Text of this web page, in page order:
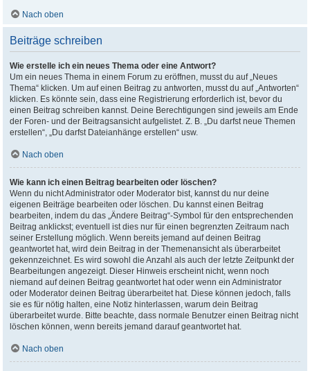
Nach oben
Beiträge schreiben
Wie erstelle ich ein neues Thema oder eine Antwort?
Um ein neues Thema in einem Forum zu eröffnen, musst du auf „Neues
Thema“ klicken. Um auf einen Beitrag zu antworten, musst du auf „Antworten“
klicken. Es könnte sein, dass eine Registrierung erforderlich ist, bevor du
einen Beitrag schreiben kannst. Deine Berechtigungen sind jeweils am Ende
der Foren- und der Beitragsansicht aufgelistet. Z. B. „Du darfst neue Themen
erstellen“, „Du darfst Dateianhänge erstellen“ usw.
Nach oben
Wie kann ich einen Beitrag bearbeiten oder löschen?
Wenn du nicht Administrator oder Moderator bist, kannst du nur deine
eigenen Beiträge bearbeiten oder löschen. Du kannst einen Beitrag
bearbeiten, indem du das „Ändere Beitrag“-Symbol für den entsprechenden
Beitrag anklickst; eventuell ist dies nur für einen begrenzten Zeitraum nach
seiner Erstellung möglich. Wenn bereits jemand auf deinen Beitrag
geantwortet hat, wird dein Beitrag in der Themenansicht als überarbeitet
gekennzeichnet. Es wird sowohl die Anzahl als auch der letzte Zeitpunkt der
Bearbeitungen angezeigt. Dieser Hinweis erscheint nicht, wenn noch
niemand auf deinen Beitrag geantwortet hat oder wenn ein Administrator
oder Moderator deinen Beitrag überarbeitet hat. Diese können jedoch, falls
sie es für nötig halten, eine Notiz hinterlassen, warum dein Beitrag
überarbeitet wurde. Bitte beachte, dass normale Benutzer einen Beitrag nicht
löschen können, wenn bereits jemand darauf geantwortet hat.
Nach oben